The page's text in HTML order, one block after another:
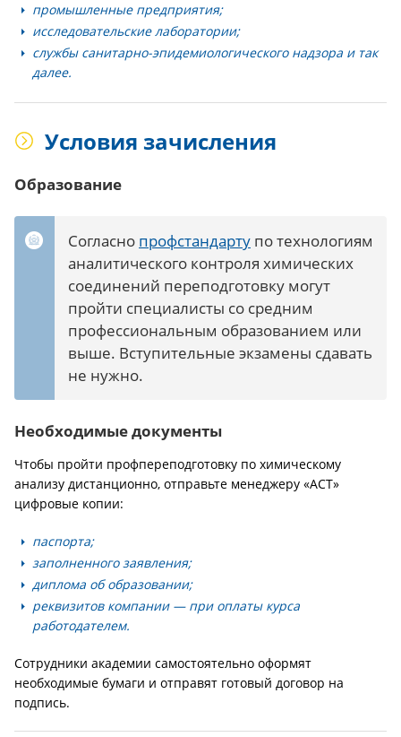
промышленные предприятия;
исследовательские лаборатории;
службы санитарно-эпидемиологического надзора и так
далее.
Условия зачисления
Образование
Согласно профстандарту по технологиям
аналитического контроля химических
соединений переподготовку могут
пройти специалисты со средним
профессиональным образованием или
выше. Вступительные экзамены сдавать
не нужно.
Необходимые документы
Чтобы пройти профпереподготовку по химическому
анализу дистанционно, отправьте менеджеру «АСТ»
цифровые копии:
паспорта;
заполненного заявления;
диплома об образовании;
реквизитов компании — при оплаты курса
работодателем.
Сотрудники академии самостоятельно оформят
необходимые бумаги и отправят готовый договор на
подпись.